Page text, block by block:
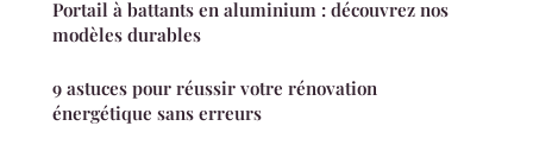
Portail à battants en aluminium : découvrez nos
modèles durables
9 astuces pour réussir votre rénovation
énergétique sans erreurs